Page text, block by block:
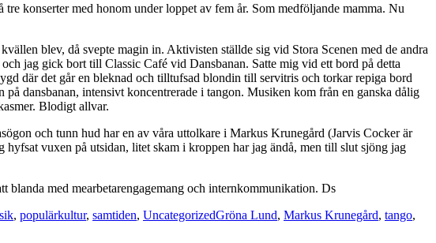
konserter med honom under loppet av fem år. Som medföljande mamma. Nu
blev, då svepte magin in. Aktivisten ställde sig vid Stora Scenen med de andra
jag gick bort till Classic Café vid Dansbanan. Satte mig vid ett bord på detta
där det går en bleknad och tilltufsad blondin till servitris och torkar repiga bord
dansbanan, intensivt koncentrerade i tangon. Musiken kom från en ganska dålig
Blodigt allvar.
och tunn hud har en av våra uttolkare i Markus Krunegård (Jarvis Cocker är
vuxen på utsidan, litet skam i kroppen har jag ändå, men till slut sjöng jag
blanda med mearbetarengagemang och internkommunikation. Ds
, populärkultur, samtiden, UncategorizedTaggar
Gröna Lund, Markus Krunegård, tango,